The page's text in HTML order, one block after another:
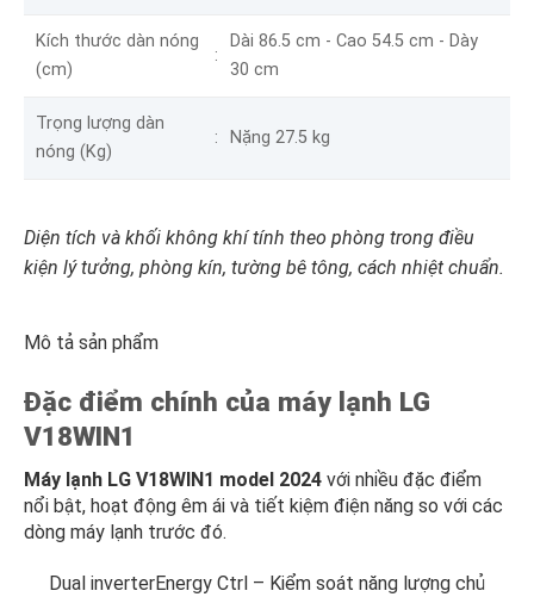
Kích thước dàn nóng
(cm)
Dài 86.5 cm - Cao 54.5 cm - Dày
30 cm
Trọng lượng dàn
nóng (Kg)
Nặng 27.5 kg
Diện tích và khối không khí tính theo phòng trong điều
kiện lý tưởng, phòng kín, tường bê tông, cách nhiệt chuẩn.
Mô tả sản phẩm
Đặc điểm chính của máy lạnh LG
V18WIN1
Máy lạnh LG V18WIN1 model 2024 với nhiều đặc điểm
nổi bật, hoạt động êm ái và tiết kiệm điện năng so với các
dòng máy lạnh trước đó.
Dual inverterEnergy Ctrl – Kiểm soát năng lượng chủ